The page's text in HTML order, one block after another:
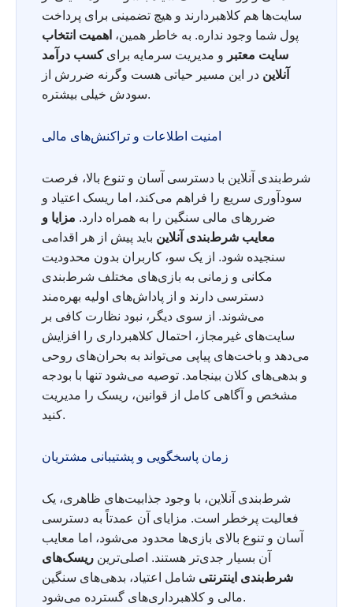
سایت‌ها هم کلاهبردارند و هیچ تضمینی برای پرداخت
پول شما وجود نداره. به خاطر همین، اهمیت انتخاب
سایت معتبر و مدیریت سرمایه برایکسب درآمد
آنلاین در این مسیر حیاتی هست وگرنه ضررش از
سودش خیلی بیشتره.
امنیت اطلاعات و تراکنش‌های مالی
شرط‌بندی آنلاین با دسترسی آسان و تنوع بالا، فرصت
سودآوری سریع را فراهم می‌کند، اما ریسک اعتیاد و
ضررهای مالی سنگین را به همراه دارد. مزایا و
معایب شرط‌بندی آنلاین باید پیش از هر اقدامی
سنجیده شود. از یک سو، کاربران بدون محدودیت
مکانی و زمانی به بازی‌های مختلف شرط‌بندی
دسترسی دارند و از پاداش‌های اولیه بهره‌مند
می‌شوند. از سوی دیگر، نبود نظارت کافی بر
سایت‌های غیرمجاز، احتمال کلاهبرداری را افزایش
می‌دهد و باخت‌های پیاپی می‌تواند به بحران‌های روحی
و بدهی‌های کلان بینجامد. توصیه می‌شود تنها با بودجه
مشخص و آگاهی کامل از قوانین، ریسک را مدیریت
کنید.
زمان پاسخگویی و پشتیبانی مشتریان
شرط‌بندی آنلاین، با وجود جذابیت‌های ظاهری، یک
فعالیت پرخطر است. مزایای آن عمدتاً به دسترسی
آسان و تنوع بالای بازی‌ها محدود می‌شود، اما معایب
آن بسیار جدی‌تر هستند. اصلی‌ترین ریسک‌های
شرط‌بندی اینترنتی شامل اعتیاد، بدهی‌های سنگین
مالی و کلاهبرداری‌های گسترده می‌شود.